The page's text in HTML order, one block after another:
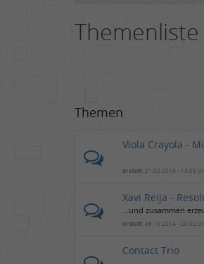
Themenliste
Themen
Viola Crayola -
erstellt: 21.02.2015 - 13:09
Xavi Reija -
...und zusammen
erstellt: 06.10.2014 - 20:02
Contact Trio